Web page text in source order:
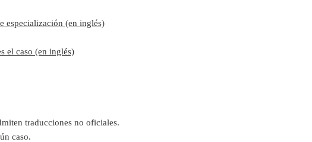
especialización (en inglés)
el caso (en inglés)
traducciones no oficiales.
caso.